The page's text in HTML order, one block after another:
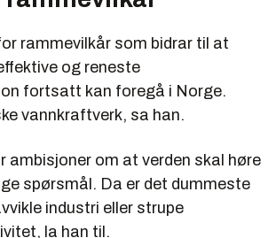
rammevilkår som bidrar til at
og reneste
fortsatt kan foregå i Norge.
vannkraftverk, sa han.
ambisjoner om at verden skal høre
spørsmål. Da er det dummeste
industri eller strupe
la han til.